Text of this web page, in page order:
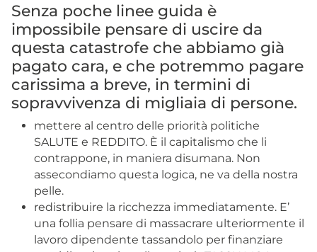
Senza poche linee guida è
impossibile pensare di uscire da
questa catastrofe che abbiamo già
pagato cara, e che potremmo pagare
carissima a breve, in termini di
sopravvivenza di migliaia di persone.
mettere al centro delle priorità politiche
SALUTE e REDDITO. È il capitalismo che li
contrappone, in maniera disumana. Non
assecondiamo questa logica, ne va della nostra
pelle.
redistribuire la ricchezza immediatamente. E’
una follia pensare di massacrare ulteriormente il
lavoro dipendente tassandolo per finanziare